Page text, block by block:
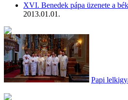
XVI. Benedek pápa üzenete a
2013.01.01.
Papi